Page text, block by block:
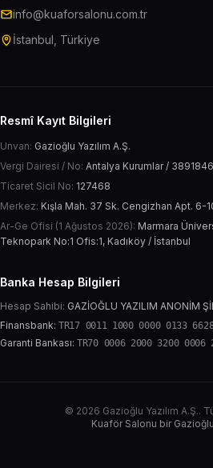
info@kuaforsalonu.com.tr
İstanbul, Türkiye
Resmî Kayıt Bilgileri
Unvan: Gazioğlu Yazılım A.Ş.
Vergi Dairesi / No: Antalya Kurumlar /
Ticaret Sicil No: 127468
Merkez: Kışla Mah. 37 Sk. Cengizhan Apt. 6-
Ar-Ge Ofisi (1 Ağustos 2026): Marmara
Teknopark No:1 Ofis:1, Kadıköy / İstanbul
Banka Hesap Bilgileri
Hesap Sahibi: GAZİOĞLU YAZILIM ANONİM
Finansbank: TR17 0011 1000 0000 0133
Garanti Bankası: TR70 0006 2000 3200 0006
© 2026 Gazioğlu Yazılım A.Ş..
Kuaför Salonu bir Gazioğlu